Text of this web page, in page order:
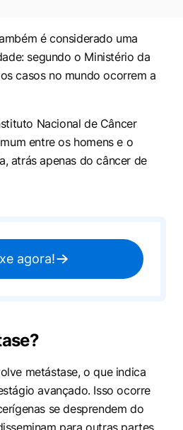
é considerado uma
segundo o Ministério da
casos no mundo ocorrem a
Nacional de Câncer
entre os homens e o
atrás apenas do câncer de
agora!
metástase, o que indica
avançado. Isso ocorre
se desprendem do
para outras partes